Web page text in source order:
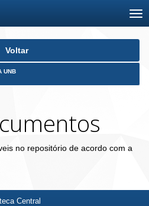
Voltar
UNB
no repositório de acordo com a
Central